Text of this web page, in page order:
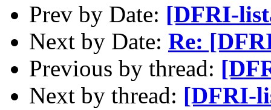
Prev by Date: [DFRI-
Next by Date: Re:
Previous by thread:
Next by thread: [DFRI-